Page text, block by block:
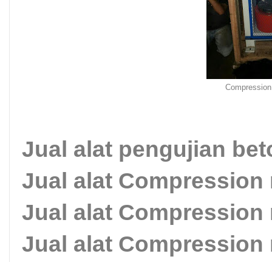
Jual alat pengujian
Jual alat Compression
Jual alat Compression
Jual alat Compression